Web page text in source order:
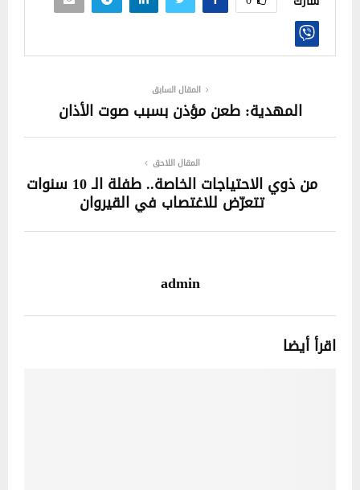
المقال السابق
المهدية: طعن مؤذن بسبب صوت الأذان
المقال اللاحق
من ذوي الاحتياجات الخاصة.. طفلة الـ 10 سنوات
تتعرّض للاغتصاب في القيروان
admin
اقرأ أيضا